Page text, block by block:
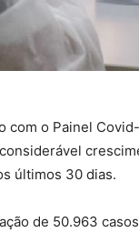
com o Painel
últimos 30 dias.
de 50.963